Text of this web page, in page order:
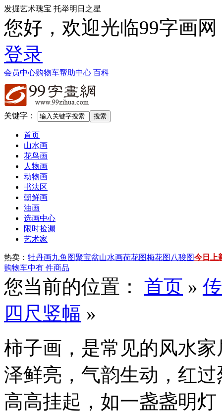
发掘艺术瑰宝 托举明日之星
您好，欢迎光临99字画网
登录
会员中心购物车帮助中心 百科
关键字：
首页
山水画
花鸟画
人物画
动物画
书法区
朝鲜画
油画
选画中心
限时捡漏
艺术家
热卖： 牡丹画九鱼图聚宝盆山水画荷花图梅花图 八骏图今日上
购物车中有 件商品
您当前的位置： 首页 »
四尺竖幅 »
柿子画，是常见的风水
泽鲜亮，气韵生动，红
高高挂起，如一盏盏明